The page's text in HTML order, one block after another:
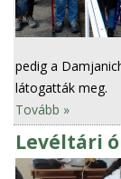
pedig a
látogatták meg.
Tovább »
Levéltári